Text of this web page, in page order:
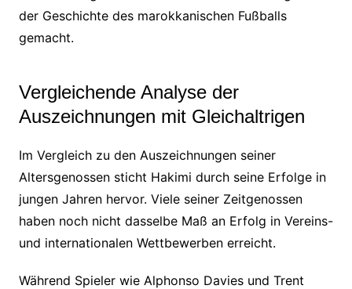
der Geschichte des marokkanischen Fußballs
gemacht.
Vergleichende Analyse der
Auszeichnungen mit Gleichaltrigen
Im Vergleich zu den Auszeichnungen seiner
Altersgenossen sticht Hakimi durch seine Erfolge in
jungen Jahren hervor. Viele seiner Zeitgenossen
haben noch nicht dasselbe Maß an Erfolg in Vereins-
und internationalen Wettbewerben erreicht.
Während Spieler wie Alphonso Davies und Trent